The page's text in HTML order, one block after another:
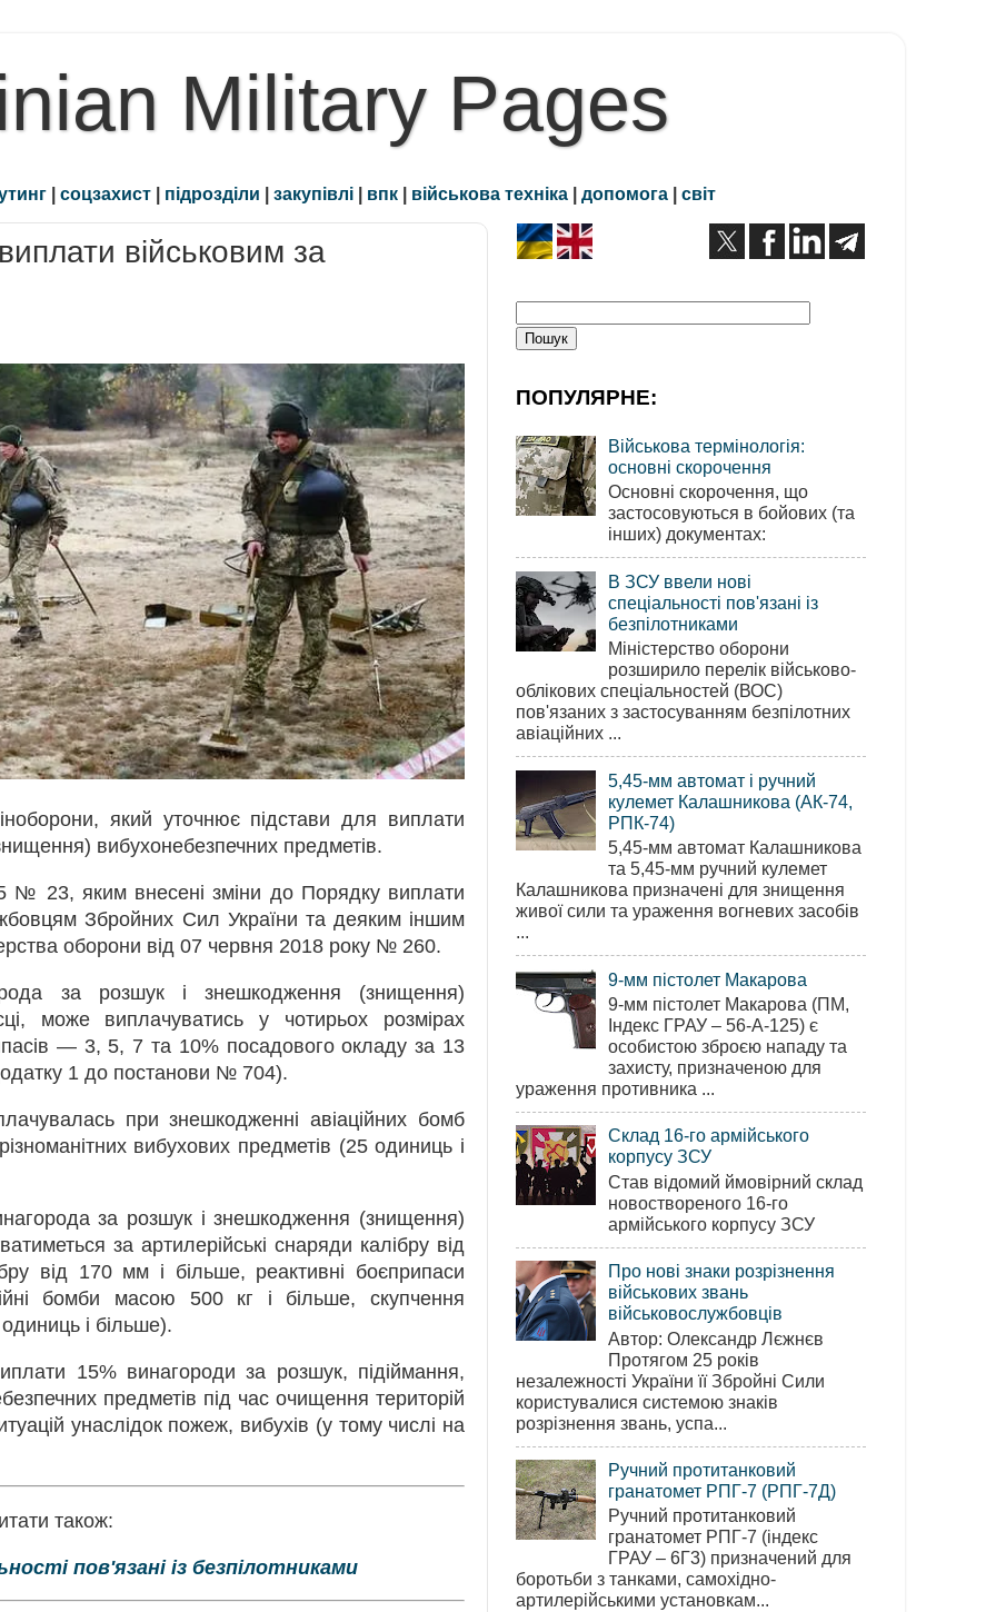
Military Pages
| соцзахист | підрозділи | закупівлі | впк | військова техніка | допомога | світ
військовим за
який уточнює підстави для виплати
вибухонебезпечних предметів.
№ 23, яким внесені зміни до Порядку виплати
Збройних Сил України та деяким іншим
оборони від 07 червня 2018 року № 260.
за розшук і знешкодження (знищення)
може виплачуватись у чотирьох розмірах
— 3, 5, 7 та 10% посадового окладу за 13
1 до постанови № 704).
при знешкодженні авіаційних бомб
вибухових предметів (25 одиниць і
за розшук і знешкодження (знищення)
за артилерійські снаряди калібру від
від 170 мм і більше, реактивні боєприпаси
бомби масою 500 кг і більше, скупчення
і більше).
15% винагороди за розшук, підіймання,
предметів під час очищення територій
унаслідок пожеж, вибухів (у тому числі на
також:
пов'язані із безпілотниками
ПОПУЛЯРНЕ:
Військова термінологія:
основні скорочення
Основні скорочення, що
застосовуються в бойових (та
інших) документах:
В ЗСУ ввели нові
спеціальності пов'язані із
безпілотниками
Міністерство оборони
розширило перелік військово-
облікових спеціальностей (ВОС)
пов'язаних з застосуванням безпілотних
авіаційних ...
5,45-мм автомат і ручний
кулемет Калашникова (АК-74,
РПК-74)
5,45-мм автомат Калашникова
та 5,45-мм ручний кулемет
Калашникова призначені для знищення
живої сили та ураження вогневих засобів
...
9-мм пістолет Макарова
9-мм пістолет Макарова (ПМ,
Індекс ГРАУ – 56-А-125) є
особистою зброєю нападу та
захисту, призначеною для
ураження противника ...
Склад 16-го армійського
корпусу ЗСУ
Став відомий ймовірний склад
новоствореного 16-го
армійського корпусу ЗСУ
Про нові знаки розрізнення
військових звань
військовослужбовців
Автор: Олександр Лєжнєв
Протягом 25 років
незалежності України її Збройні Сили
користувалися системою знаків
розрізнення звань, успа...
Ручний протитанковий
гранатомет РПГ-7 (РПГ-7Д)
Ручний протитанковий
гранатомет РПГ-7 (індекс
ГРАУ – 6Г3) призначений для
боротьби з танками, самохідно-
артилерійськими установкам...